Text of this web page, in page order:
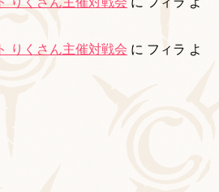
りくさん主催対戦会 に フィラ よ